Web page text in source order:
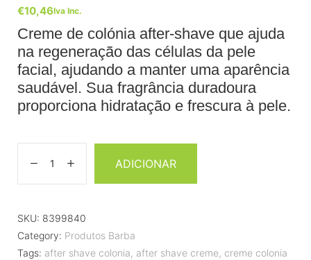
€10,46Iva Inc.
Creme de colónia after-shave que ajuda
na regeneração das células da pele
facial, ajudando a manter uma aparência
saudável. Sua fragrância duradoura
proporciona hidratação e frescura à pele.
ADICIONAR
SKU: 8399840
Category: Produtos Barba
Tags: after shave colonia, after shave creme, creme colonia